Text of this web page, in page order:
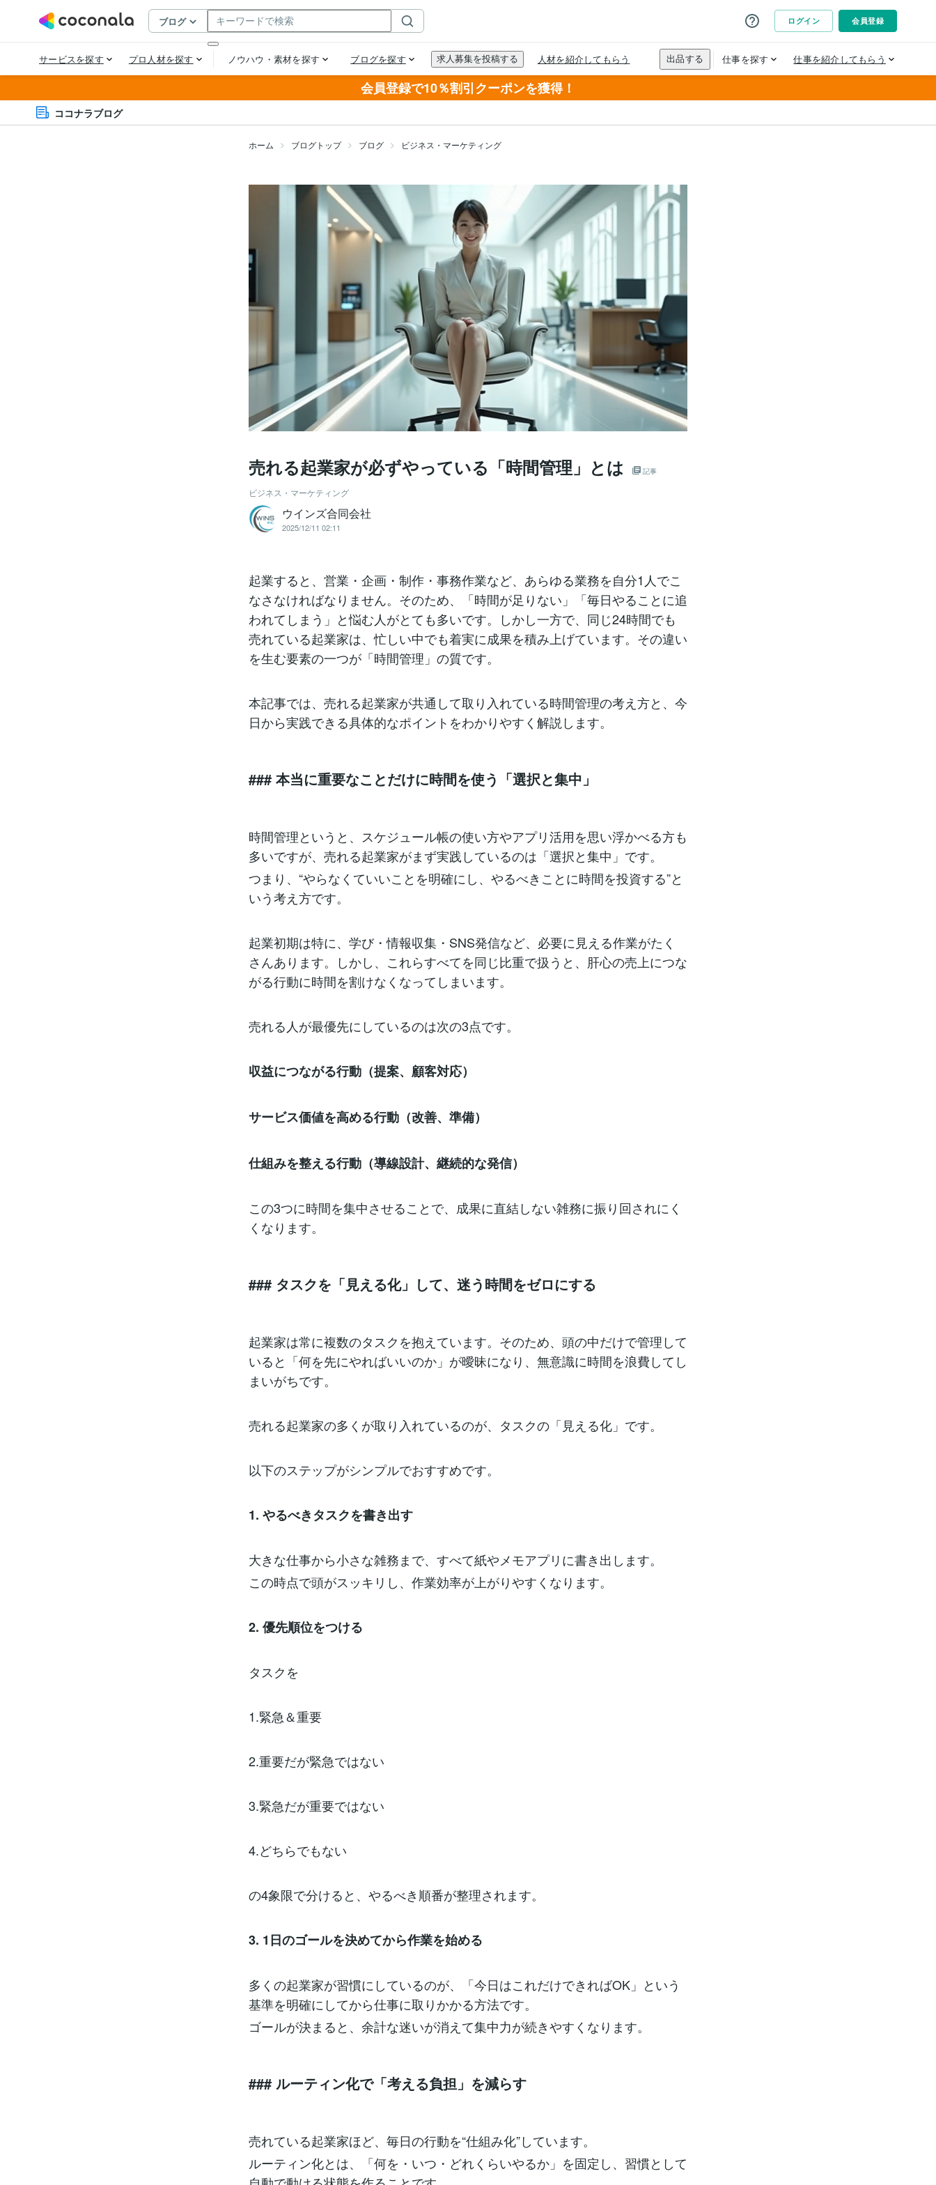
会員登録で10％割引クーポンを獲得！
ココナラブログ
ホーム ブログトップ ブログ ビジネス・マーケティング
売れる起業家が必ずやっている「時間管理」とは 記事
ビジネス・マーケティング
ウインズ合同会社
2025/12/11 02:11
起業すると、営業・企画・制作・事務作業など、あらゆる業務を自分1人でこ
なさなければなりません。そのため、「時間が足りない」「毎日やることに追
われてしまう」と悩む人がとても多いです。しかし一方で、同じ24時間でも
売れている起業家は、忙しい中でも着実に成果を積み上げています。その違い
を生む要素の一つが「時間管理」の質です。
本記事では、売れる起業家が共通して取り入れている時間管理の考え方と、今
日から実践できる具体的なポイントをわかりやすく解説します。
### 本当に重要なことだけに時間を使う「選択と集中」
時間管理というと、スケジュール帳の使い方やアプリ活用を思い浮かべる方も
多いですが、売れる起業家がまず実践しているのは「選択と集中」です。
つまり、“やらなくていいことを明確にし、やるべきことに時間を投資する”と
いう考え方です。
起業初期は特に、学び・情報収集・SNS発信など、必要に見える作業がたく
さんあります。しかし、これらすべてを同じ比重で扱うと、肝心の売上につな
がる行動に時間を割けなくなってしまいます。
売れる人が最優先にしているのは次の3点です。
収益につながる行動（提案、顧客対応）
サービス価値を高める行動（改善、準備）
仕組みを整える行動（導線設計、継続的な発信）
この3つに時間を集中させることで、成果に直結しない雑務に振り回されにく
くなります。
### タスクを「見える化」して、迷う時間をゼロにする
起業家は常に複数のタスクを抱えています。そのため、頭の中だけで管理して
いると「何を先にやればいいのか」が曖昧になり、無意識に時間を浪費してし
まいがちです。
売れる起業家の多くが取り入れているのが、タスクの「見える化」です。
以下のステップがシンプルでおすすめです。
1. やるべきタスクを書き出す
大きな仕事から小さな雑務まで、すべて紙やメモアプリに書き出します。
この時点で頭がスッキリし、作業効率が上がりやすくなります。
2. 優先順位をつける
タスクを
1.緊急＆重要
2.重要だが緊急ではない
3.緊急だが重要ではない
4.どちらでもない
の4象限で分けると、やるべき順番が整理されます。
3. 1日のゴールを決めてから作業を始める
多くの起業家が習慣にしているのが、「今日はこれだけできればOK」という
基準を明確にしてから仕事に取りかかる方法です。
ゴールが決まると、余計な迷いが消えて集中力が続きやすくなります。
### ルーティン化で「考える負担」を減らす
売れている起業家ほど、毎日の行動を“仕組み化”しています。
ルーティン化とは、「何を・いつ・どれくらいやるか」を固定し、習慣として